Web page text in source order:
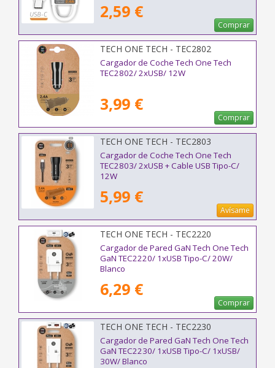
2,59 €
Comprar
TECH ONE TECH - TEC2802
Cargador de Coche Tech One Tech
TEC2802/ 2xUSB/ 12W
3,99 €
Comprar
TECH ONE TECH - TEC2803
Cargador de Coche Tech One Tech
TEC2803/ 2xUSB + Cable USB Tipo-C/
12W
5,99 €
Avísame
TECH ONE TECH - TEC2220
Cargador de Pared GaN Tech One Tech
GaN TEC2220/ 1xUSB Tipo-C/ 20W/
Blanco
6,29 €
Comprar
TECH ONE TECH - TEC2230
Cargador de Pared GaN Tech One Tech
GaN TEC2230/ 1xUSB Tipo-C/ 1xUSB/
30W/ Blanco